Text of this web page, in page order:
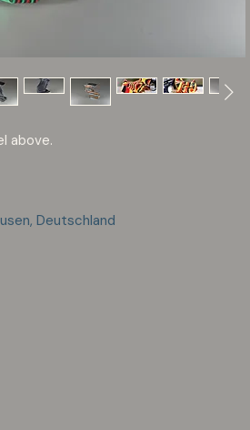
above.
Deutschland